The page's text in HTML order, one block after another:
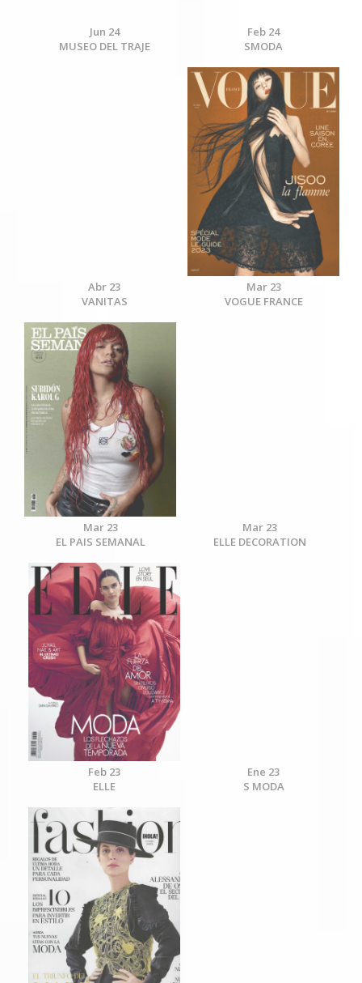
Jun 24
MUSEO DEL TRAJE
Feb 24
SMODA
Abr 23
VANITAS
Mar 23
VOGUE FRANCE
Mar 23
EL PAIS SEMANAL
Mar 23
ELLE DECORATION
Feb 23
ELLE
Ene 23
S MODA